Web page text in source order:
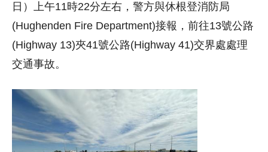
日）上午11時22分左右，警方與休根登消防局
(Hughenden Fire Department)接報，前往13號公路
(Highway 13)夾41號公路(Highway 41)交界處處理
交通事故。